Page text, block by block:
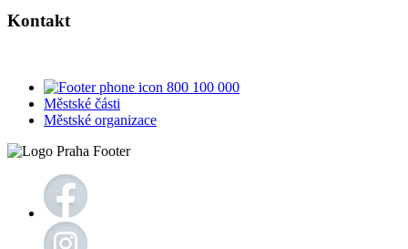
Kontakt
800 100 000
Městské části
Městské organizace